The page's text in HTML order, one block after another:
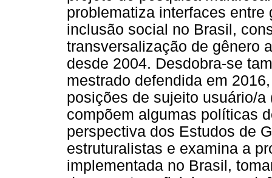
problematiza interfaces
inclusão social no Brasil,
transversalização de gênero
desde 2004. Desdobra-se
mestrado defendida em
posições de sujeito usuário/
compõem algumas políticas
perspectiva dos Estudos de
estruturalistas e examina a
implementada no Brasil,